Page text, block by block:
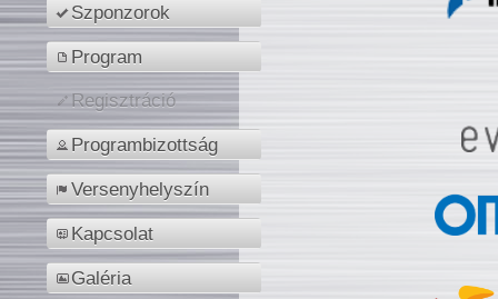
Szponzorok
Program
Regisztráció
Programbizottság
Versenyhelyszín
Kapcsolat
Galéria